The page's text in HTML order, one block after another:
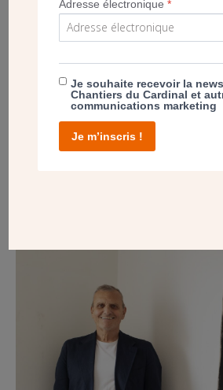
️️« UN CÉNACLE DANS MON
INTERVIEW EXCLUSIVE DE
CASTELBAJAC
Adresse électronique*
Je souhaite recevoir la
Chantiers du Cardinal et
communications marketing
Je m’inscris !